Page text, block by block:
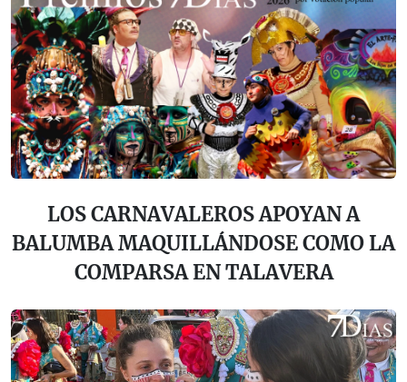
LOS CARNAVALEROS APOYAN A
BALUMBA MAQUILLÁNDOSE COMO LA
COMPARSA EN TALAVERA